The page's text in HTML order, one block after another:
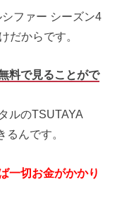
ファー シーズン4
だからです。
料で見ることがで
ルのTSUTAYA
んです。
一切お金がかかり